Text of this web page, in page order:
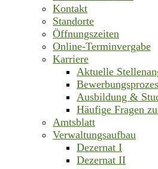
Kontakt
Standorte
Öffnungszeiten
Online-Terminvergabe
Karriere
Aktuelle
Ausbildung &
Häufige Fragen
Amtsblatt
Verwaltungsaufbau
Dezernat I
Dezernat II